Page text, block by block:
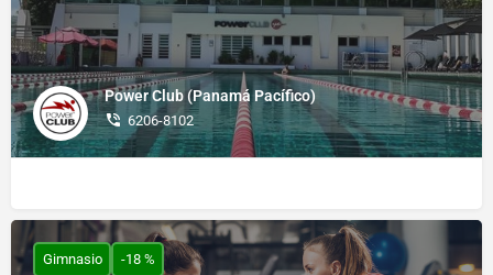
Power Club (Panamá Pacífico)
6206-8102
Gimnasio -18 %